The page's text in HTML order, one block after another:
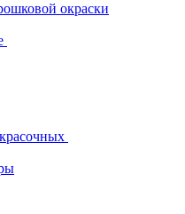
окраски